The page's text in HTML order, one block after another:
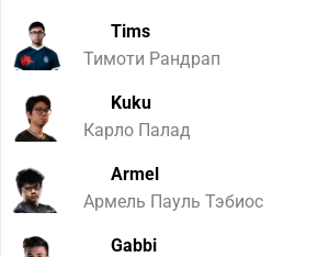
Tims
Тимоти Рандрап
Kuku
Карло Палад
Armel
Армель Пауль Тэбиос
Gabbi